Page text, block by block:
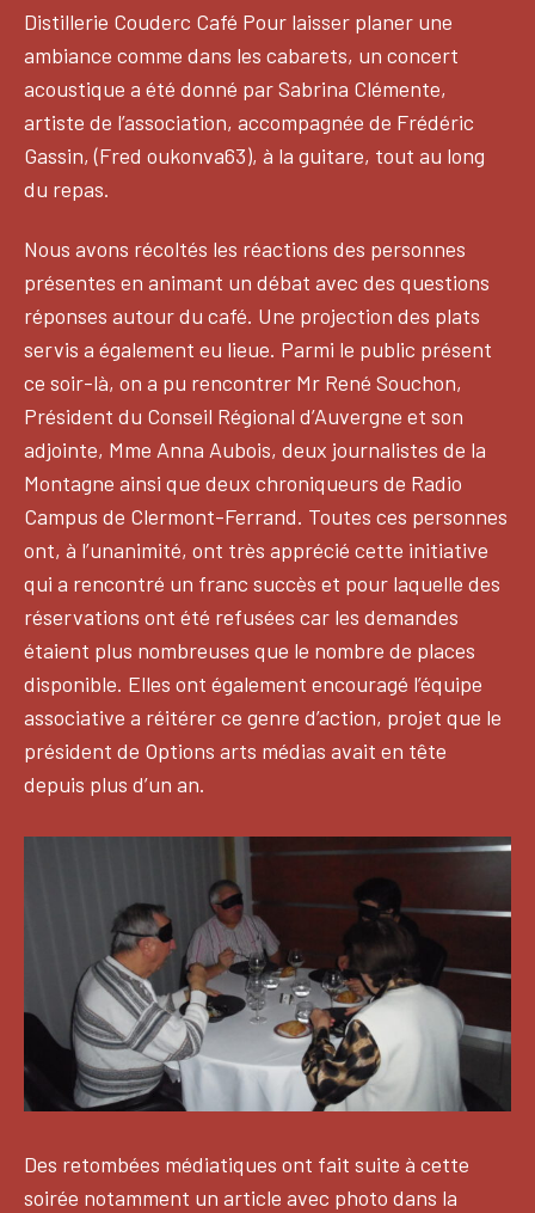
Distillerie Couderc Café Pour laisser planer une
ambiance comme dans les cabarets, un concert
acoustique a été donné par Sabrina Clémente,
artiste de l’association, accompagnée de Frédéric
Gassin, (Fred oukonva63), à la guitare, tout au long
du repas.
Nous avons récoltés les réactions des personnes
présentes en animant un débat avec des questions
réponses autour du café. Une projection des plats
servis a également eu lieue. Parmi le public présent
ce soir-là, on a pu rencontrer Mr René Souchon,
Président du Conseil Régional d’Auvergne et son
adjointe, Mme Anna Aubois, deux journalistes de la
Montagne ainsi que deux chroniqueurs de Radio
Campus de Clermont-Ferrand. Toutes ces personnes
ont, à l’unanimité, ont très apprécié cette initiative
qui a rencontré un franc succès et pour laquelle des
réservations ont été refusées car les demandes
étaient plus nombreuses que le nombre de places
disponible. Elles ont également encouragé l’équipe
associative a réitérer ce genre d’action, projet que le
président de Options arts médias avait en tête
depuis plus d’un an.
Des retombées médiatiques ont fait suite à cette
soirée notamment un article avec photo dans la